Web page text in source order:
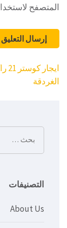
المتصفح
تصفّح
المقالات
الغردقة
البحث
عن:
التصنيفات
About Us